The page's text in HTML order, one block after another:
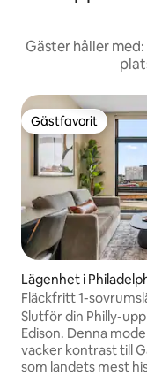
Gäster håller
Gästfavorit
Gästfavorit
Lägenhet i
Fläckfritt 1-
takterrass|Gamla
Slutför din Philly-
Edison. Denna
vacker kontrast till
som landets mest